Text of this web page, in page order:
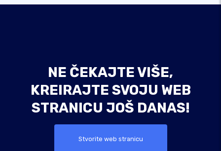
NE ČEKAJTE VIŠE,
KREIRAJTE SVOJU WEB
STRANICU JOŠ DANAS!
Stvorite web stranicu